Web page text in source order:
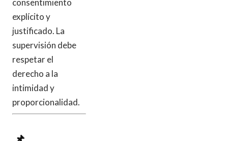
explícito y
justificado. La
supervisión debe
respetar el
derecho a la
intimidad y
proporcionalidad.